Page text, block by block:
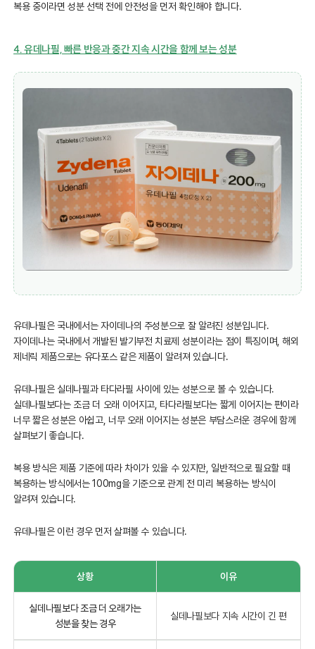
복용 중이라면 성분 선택 전에 안전성을 먼저 확인해야 합니다.
4. 유데나필, 빠른 반응과 중간 지속 시간을 함께 보는 성분
유데나필은 국내에서는 자이데나의 주성분으로 잘 알려진 성분입니다.
자이데나는 국내에서 개발된 발기부전 치료제 성분이라는 점이 특징이며, 해외
제네릭 제품으로는 유다포스 같은 제품이 알려져 있습니다.
유데나필은 실데나필과 타다라필 사이에 있는 성분으로 볼 수 있습니다.
실데나필보다는 조금 더 오래 이어지고, 타다라필보다는 짧게 이어지는 편이라
너무 짧은 성분은 아쉽고, 너무 오래 이어지는 성분은 부담스러운 경우에 함께
살펴보기 좋습니다.
복용 방식은 제품 기준에 따라 차이가 있을 수 있지만, 일반적으로 필요할 때
복용하는 방식에서는 100mg을 기준으로 관계 전 미리 복용하는 방식이
알려져 있습니다.
유데나필은 이런 경우 먼저 살펴볼 수 있습니다.
상황 이유
실데나필보다 조금 더 오래가는
성분을 찾는 경우
실데나필보다 지속 시간이 긴 편